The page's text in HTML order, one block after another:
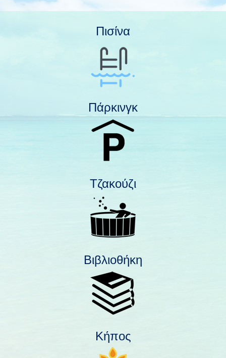
Πισίνα
Πάρκινγκ
Τζακούζι
Βιβλιοθήκη
Κήπος